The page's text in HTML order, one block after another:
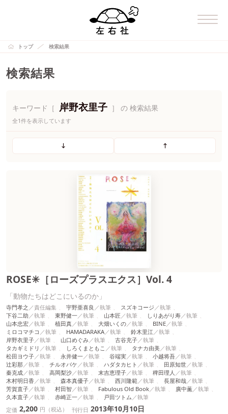
トップ 検索結果
検索結果
キーワード［ 岸野衣里子 ］ の 検索結果
全1件を表示しています
ROSE✳［ローズプラスエクス］Vol. 4
「動物たちはどこにいるのか」
寺門孝之 宇野亜喜良
スズキコージ
下谷二助
東野健一 山本匠
しりあがり寿
山本忠宏
植田真 大畑いくの
BINE
ミロコマチコ
HAMADARAKA
鈴木里江
岸野衣里子
山口めぐみ
古谷充子
タカギミドリ
しろくまともこ
タナカ由美
松田ヨウ子
永井健一 谷端実
小越将吾
辻彩那
チルオバケ ハダタカヒト
田原知世
秦克成
高岡梨沙 末吉恵理子
稗田理人
木村明日香
森本真優子 西川隆範
長屋和哉
芳賀直子
村田智 Fabulous Old Book
廣中薫
久本直子
赤崎正一
戸田ツトム
定価 2,200 円（税込） 刊行日 2013年10月10日